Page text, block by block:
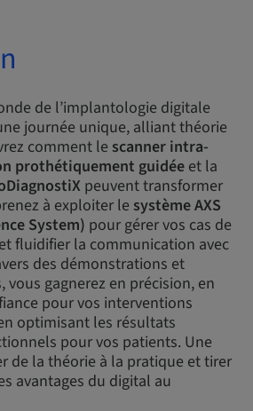
de l’implantologie digitale
journée unique, alliant théorie
comment le scanner intra-
prothétiquement guidée et la
peuvent transformer
à exploiter le système AXS
System) pour gérer vos cas de
fluidifier la communication avec
des démonstrations et
vous gagnerez en précision, en
pour vos interventions
optimisant les résultats
pour vos patients. Une
de la théorie à la pratique et tirer
avantages du digital au